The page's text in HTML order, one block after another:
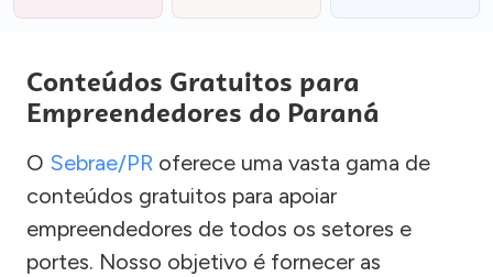
Conteúdos Gratuitos para
Empreendedores do Paraná
O Sebrae/PR oferece uma vasta gama de
conteúdos gratuitos para apoiar
empreendedores de todos os setores e
portes. Nosso objetivo é fornecer as